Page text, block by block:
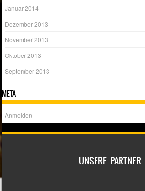
Januar 2014
Dezember 2013
November 2013
Oktober 2013
September 2013
META
Anmelden
UNSERE PARTNER